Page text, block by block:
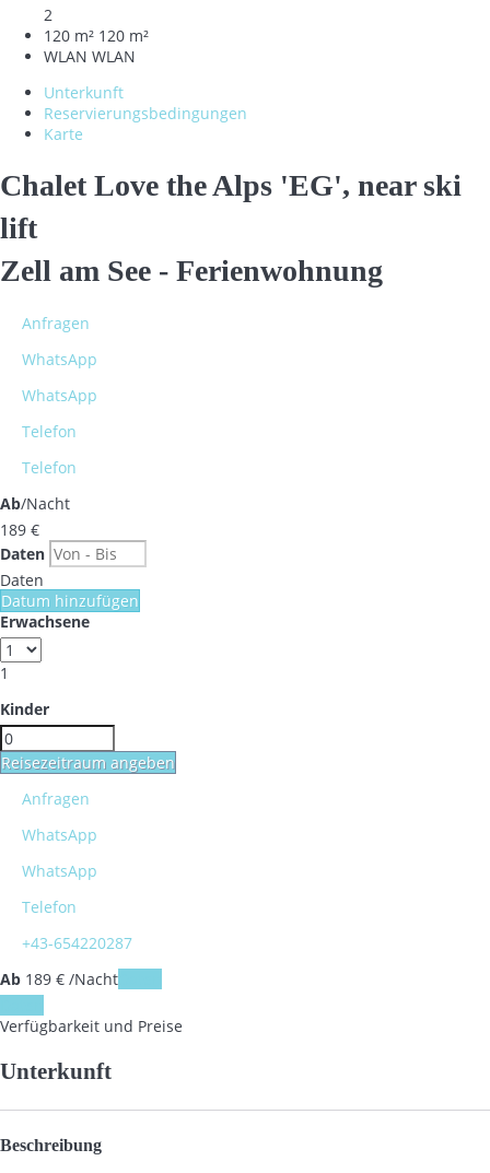
2
120 m² 120 m²
WLAN WLAN
Unterkunft
Reservierungsbedingungen
Karte
Chalet Love the Alps 'EG', near ski
lift
Zell am See - Ferienwohnung
Anfragen
WhatsApp
WhatsApp
Telefon
Telefon
Ab/Nacht
189 €
Daten
Daten
Datum hinzufügen
Erwachsene
1
Kinder
Reisezeitraum angeben
Anfragen
WhatsApp
WhatsApp
Telefon
+43-654220287
Ab 189 € /Nacht
Verfügbarkeit und Preise
Unterkunft
Beschreibung